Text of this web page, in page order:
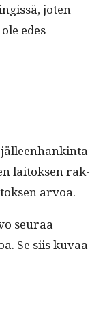
joten
edes
laitok­sen rak­
arvoa.
seu­raa
Se siis kuvaa